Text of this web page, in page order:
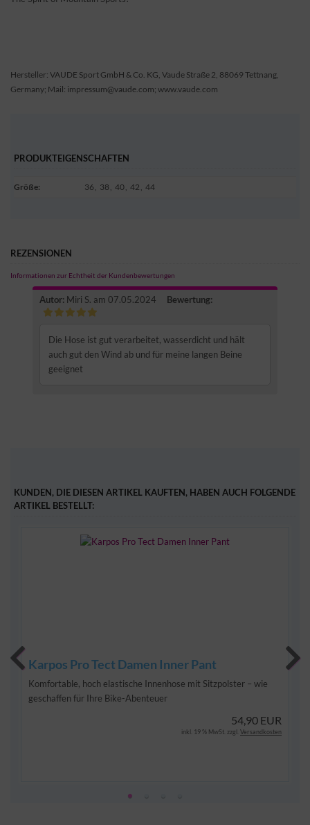
Hersteller: VAUDE Sport GmbH & Co. KG, Vaude Straße 2, 88069 Tettnang,
Germany; Mail: impressum@vaude.com; www.vaude.com
PRODUKTEIGENSCHAFTEN
Größe: 36 38 40 42 44
REZENSIONEN
Informationen zur Echtheit der Kundenbewertungen
Autor: Miri S. am 07.05.2024 Bewertung:
Die Hose ist gut verarbeitet, wasserdicht und hält
auch gut den Wind ab und für meine langen Beine
geeignet
KUNDEN, DIE DIESEN ARTIKEL KAUFTEN, HABEN AUCH FOLGENDE
ARTIKEL BESTELLT:
Karpos Pro Tect Damen Inner Pant
Komfortable, hoch elastische Innenhose mit Sitzpolster – wie
geschaffen für Ihre Bike-Abenteuer
54,90 EUR
inkl. 19 % MwSt. zzgl. Versandkosten